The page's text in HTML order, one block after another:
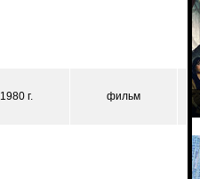
1980 г. фильм